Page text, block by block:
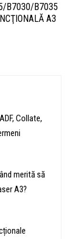
B7030/B7035
A3
Collate,
merită să
A3?